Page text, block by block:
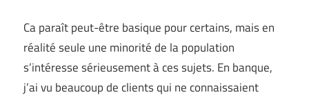
Ca paraît peut-être basique pour certains, mais en
réalité seule une minorité de la population
s’intéresse sérieusement à ces sujets. En banque,
j’ai vu beaucoup de clients qui ne connaissaient